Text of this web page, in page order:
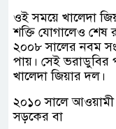
ওই সময়ে খালেদা
শক্তি যোগালেও শেষ
২০০৮ সালের নবম
পায়। সেই
খালেদা জিয়ার দল।
২০১০ সালে
সড়কের বা